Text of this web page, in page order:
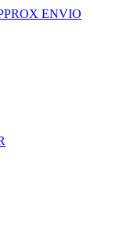
ENVIO